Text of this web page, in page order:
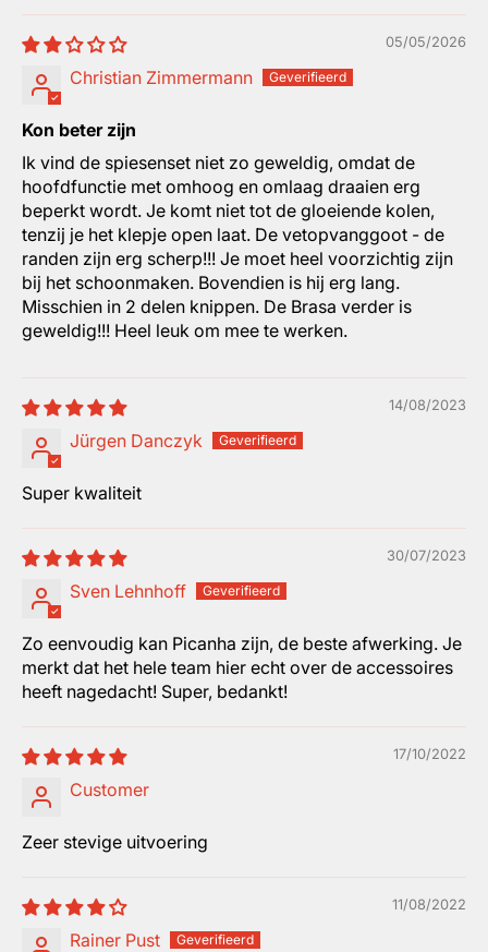
05/05/2026
Christian Zimmermann
Kon beter zijn
Ik vind de spiesenset niet zo geweldig, omdat de
hoofdfunctie met omhoog en omlaag draaien erg
beperkt wordt. Je komt niet tot de gloeiende kolen,
tenzij je het klepje open laat. De vetopvanggoot - de
randen zijn erg scherp!!! Je moet heel voorzichtig zijn
bij het schoonmaken. Bovendien is hij erg lang.
Misschien in 2 delen knippen. De Brasa verder is
geweldig!!! Heel leuk om mee te werken.
14/08/2023
Jürgen Danczyk
Super kwaliteit
30/07/2023
Sven Lehnhoff
Zo eenvoudig kan Picanha zijn, de beste afwerking. Je
merkt dat het hele team hier echt over de accessoires
heeft nagedacht! Super, bedankt!
17/10/2022
Customer
Zeer stevige uitvoering
11/08/2022
Rainer Pust